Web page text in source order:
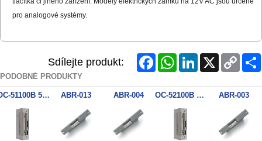
pro analogové systémy.
Sdílejte produkt: FacebookWhatsAppLinkedInX
Copy
Link
PODOBNÉ PRODUKTY
OC-51100B 51B10 ABR-013 ABR-004 OC-52100B 52B10 ABR-003